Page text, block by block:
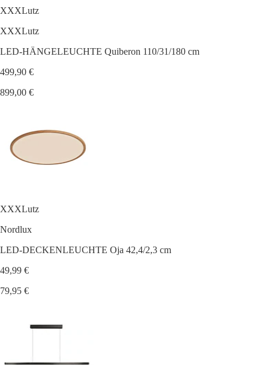
XXXLutz
XXXLutz
LED-HÄNGELEUCHTE Quiberon 110/31/180 cm
499,90 €
899,00 €
XXXLutz
Nordlux
LED-DECKENLEUCHTE Oja 42,4/2,3 cm
49,99 €
79,95 €